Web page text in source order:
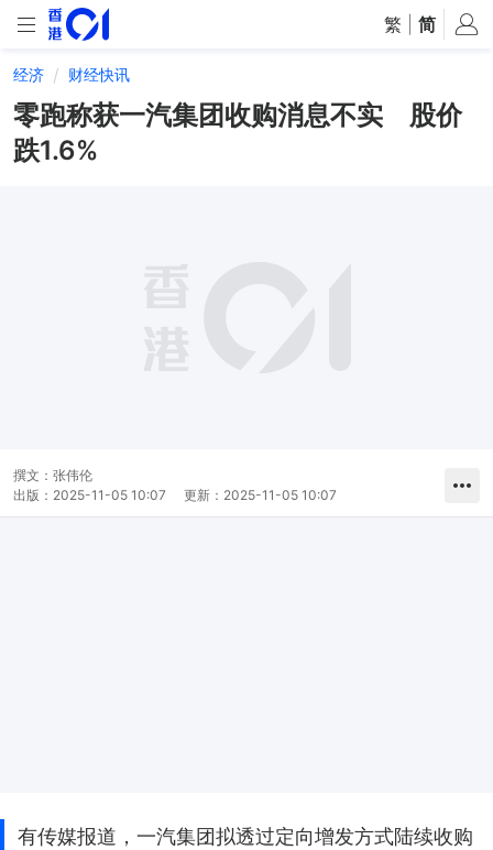
繁 简
经济 财经快讯
零跑称获一汽集团收购消息不实 股价
跌1.6%
撰文： 张伟伦
出版： 2025-11-05 10:07 更新： 2025-11-05 10:07
有传媒报道，一汽集团拟透过定向增发方式陆续收购